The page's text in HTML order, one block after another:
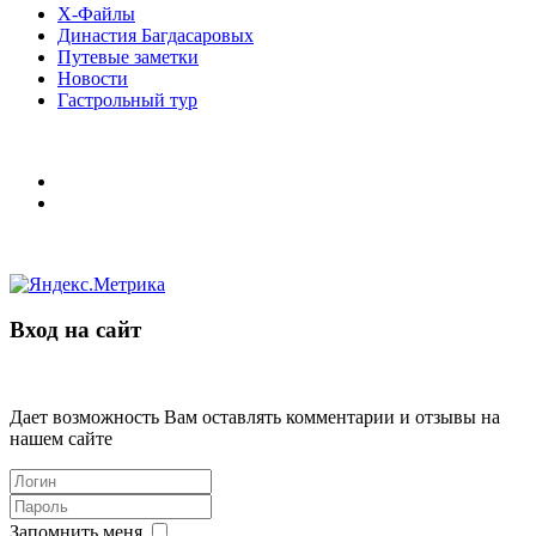
Х-Файлы
Династия Багдасаровых
Путевые заметки
Новости
Гастрольный тур
Вход на сайт
Дает возможность Вам оставлять комментарии и отзывы на
нашем сайте
Запомнить меня